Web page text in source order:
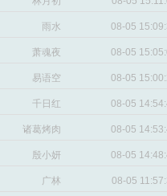
雨水 08-05
萧魂夜 08-05
易语空 08-05
千日红 08-05
诸葛烤肉 08-05
殷小妍 08-05
广林 08-05